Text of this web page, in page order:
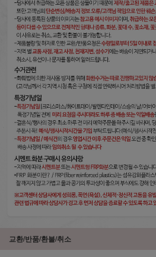
교환/반품/환불/취소